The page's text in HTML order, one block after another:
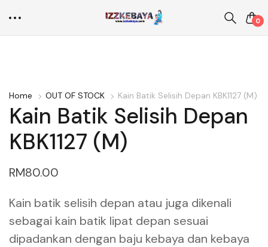
0
Home OUT OF STOCK Kain Batik Selisih Depan KBK1127 (M)
Kain Batik Selisih Depan
KBK1127 (M)
RM80.00
Kain batik selisih depan atau juga dikenali
sebagai kain batik lipat depan sesuai
dipadankan dengan baju kebaya dan kebaya